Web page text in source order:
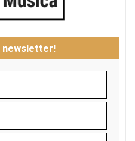
newsletter!